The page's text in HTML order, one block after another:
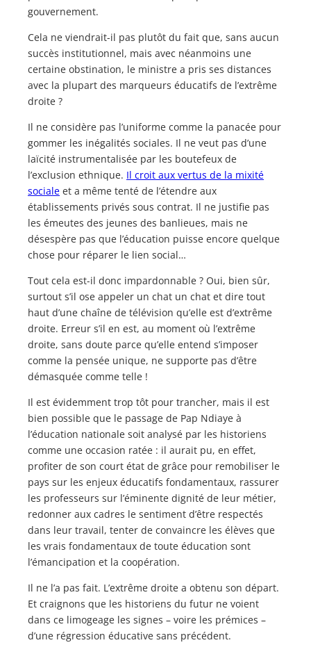
gouvernement.
Cela ne viendrait-il pas plutôt du fait que, sans aucun
succès institutionnel, mais avec néanmoins une
certaine obstination, le ministre a pris ses distances
avec la plupart des marqueurs éducatifs de l’extrême
droite ?
Il ne considère pas l’uniforme comme la panacée pour
gommer les inégalités sociales. Il ne veut pas d’une
laïcité instrumentalisée par les boutefeux de
l’exclusion ethnique. Il croit aux vertus de la mixité
sociale et a même tenté de l’étendre aux
établissements privés sous contrat. Il ne justifie pas
les émeutes des jeunes des banlieues, mais ne
désespère pas que l’éducation puisse encore quelque
chose pour réparer le lien social…
Tout cela est-il donc impardonnable ? Oui, bien sûr,
surtout s’il ose appeler un chat un chat et dire tout
haut d’une chaîne de télévision qu’elle est d’extrême
droite. Erreur s’il en est, au moment où l’extrême
droite, sans doute parce qu’elle entend s’imposer
comme la pensée unique, ne supporte pas d’être
démasquée comme telle !
Il est évidemment trop tôt pour trancher, mais il est
bien possible que le passage de Pap Ndiaye à
l’éducation nationale soit analysé par les historiens
comme une occasion ratée : il aurait pu, en effet,
profiter de son court état de grâce pour remobiliser le
pays sur les enjeux éducatifs fondamentaux, rassurer
les professeurs sur l’éminente dignité de leur métier,
redonner aux cadres le sentiment d’être respectés
dans leur travail, tenter de convaincre les élèves que
les vrais fondamentaux de toute éducation sont
l’émancipation et la coopération.
Il ne l’a pas fait. L’extrême droite a obtenu son départ.
Et craignons que les historiens du futur ne voient
dans ce limogeage les signes – voire les prémices –
d’une régression éducative sans précédent.